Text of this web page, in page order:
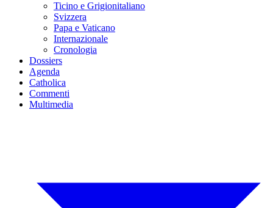
Ticino e Grigionitaliano
Svizzera
Papa e Vaticano
Internazionale
Cronologia
Dossiers
Agenda
Catholica
Commenti
Multimedia